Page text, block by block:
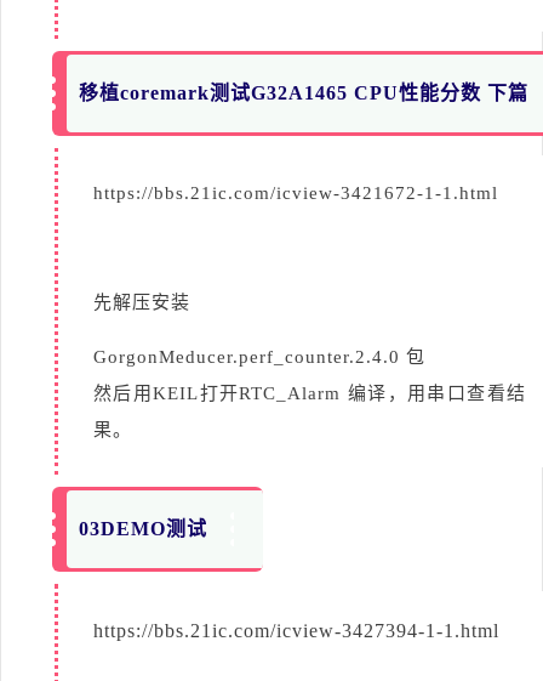
移植coremark测试G32A1465 CPU性能分数 下篇
https://bbs.21ic.com/icview-3421672-1-1.html
先解压安装
GorgonMeducer.perf_counter.2.4.0 包
然后用KEIL打开RTC_Alarm 编译，用串口查看结
果。
03DEMO测试
https://bbs.21ic.com/icview-3427394-1-1.html